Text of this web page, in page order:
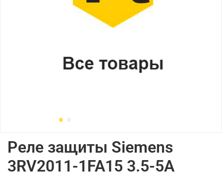
Реле защиты Siemens
3RV2011-1FA15 3.5-5A